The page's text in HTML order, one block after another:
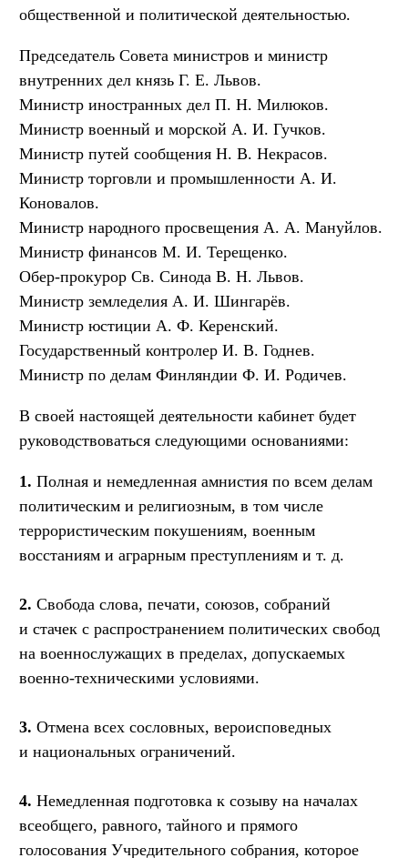
общественной и политической деятельностью.
Председатель Совета министров и министр
внутренних дел князь Г. Е. Львов.
Министр иностранных дел П. Н. Милюков.
Министр военный и морской А. И. Гучков.
Министр путей сообщения Н. В. Некрасов.
Министр торговли и промышленности А. И.
Коновалов.
Министр народного просвещения А. А. Мануйлов.
Министр финансов М. И. Терещенко.
Обер-прокурор Св. Синода В. Н. Львов.
Министр земледелия А. И. Шингарёв.
Министр юстиции А. Ф. Керенский.
Государственный контролер И. В. Годнев.
Министр по делам Финляндии Ф. И. Родичев.
В своей настоящей деятельности кабинет будет
руководствоваться следующими основаниями:
1. Полная и немедленная амнистия по всем делам
политическим и религиозным, в том числе
террористическим покушениям, военным
восстаниям и аграрным преступлениям и т. д.
2. Свобода слова, печати, союзов, собраний
и стачек с распространением политических свобод
на военнослужащих в пределах, допускаемых
военно-техническими условиями.
3. Отмена всех сословных, вероисповедных
и национальных ограничений.
4. Немедленная подготовка к созыву на началах
всеобщего, равного, тайного и прямого
голосования Учредительного собрания, которое